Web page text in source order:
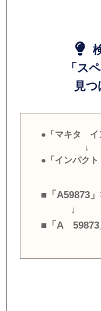
検
「ス
見つ
●「マキタ イ
↓
●「インパク
■「A59873」
↓
■「A 59873